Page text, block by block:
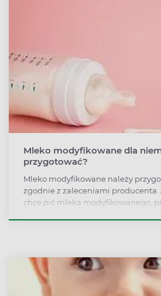
Mleko modyfikowane dla
przygotować?
Mleko modyfikowane należy
zgodnie z zaleceniami producenta.
chce pić mleka modyfikowanego,